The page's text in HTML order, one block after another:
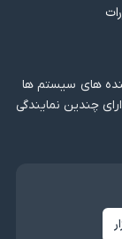
های سیستم ها
چندین نمایندگی